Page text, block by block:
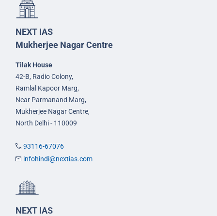
NEXT IAS
Mukherjee Nagar Centre
Tilak House
42-B, Radio Colony,
Ramlal Kapoor Marg,
Near Parmanand Marg,
Mukherjee Nagar Centre,
North Delhi - 110009
93116-67076
infohindi@nextias.com
NEXT IAS